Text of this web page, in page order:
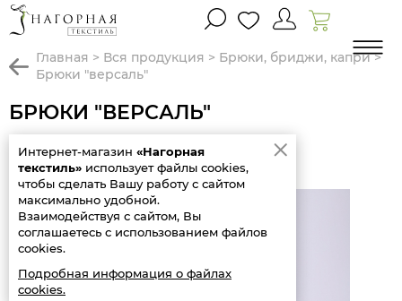
Интернет-магазин «Нагорная
текстиль» использует файлы cookies,
чтобы сделать Вашу работу с сайтом
максимально удобной.
Взаимодействуя с сайтом, Вы
соглашаетесь с использованием файлов
cookies.
Подробная информация о файлах
cookies.
главная > вся продукция > брюки, бриджи, капри >
брюки "версаль"
БРЮКИ "ВЕРСАЛЬ"
Предыдущий
товар
SALE
52%